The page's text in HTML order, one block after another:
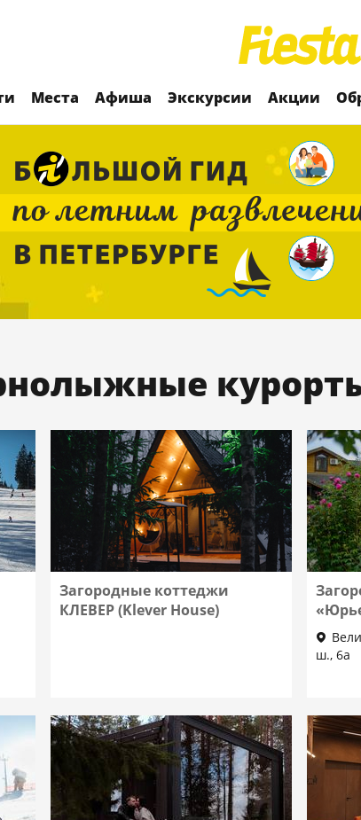
Места Афиша Экскурсии Акции
Загородные коттеджи
КЛЕВЕР (Klever House)
ш., 6а